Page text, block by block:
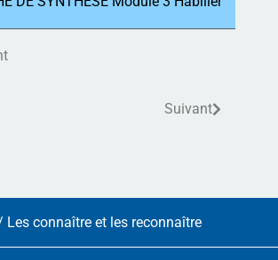
Les connaître et les reconnaître
Suivant